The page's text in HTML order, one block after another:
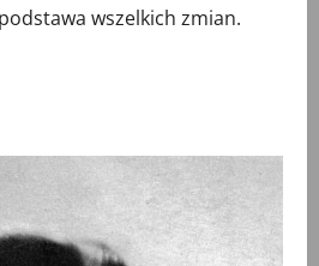
wszelkich zmian.